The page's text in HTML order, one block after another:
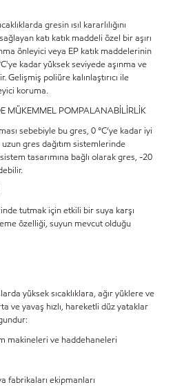
gresin ısıl kararlılığını
katı katık maddeli özel bir aşırı
önleyici veya EP katık maddelerinin
kadar yüksek seviyede aşınma ve
Gelişmiş poliüre kalınlaştırıcı ile
koruma.
MÜKEMMEL POMPALANABİLİRLİK
sebebiyle bu gres, 0 °C’ye kadar iyi
gres dağıtım sistemlerinde
tasarımına bağlı olarak gres, -20
tutmak için etkili bir suya karşı
özelliği, suyun mevcut olduğu
yüksek sıcaklıklara, ağır yüklere ve
ve yavaş hızlı, hareketli düz yataklar
makineleri ve haddehaneleri
fabrikaları ekipmanları